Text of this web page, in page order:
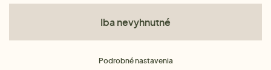
Iba nevyhnutné
Podrobné nastavenia